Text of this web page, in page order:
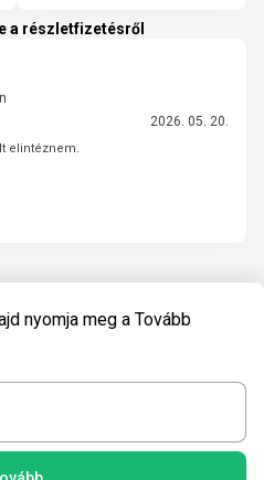
a részletfizetésről
2026. 05. 20.
elintéznem.
nyomja meg a Tovább